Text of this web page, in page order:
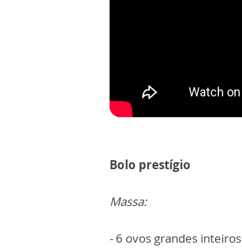
Bolo prestígio
Massa:
- 6 ovos grandes inteiros